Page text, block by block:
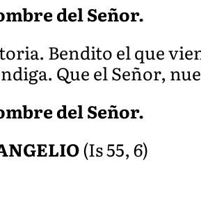
del Señor.
Bendito el que
Que el Señor,
del Señor.
(Is 55, 6)